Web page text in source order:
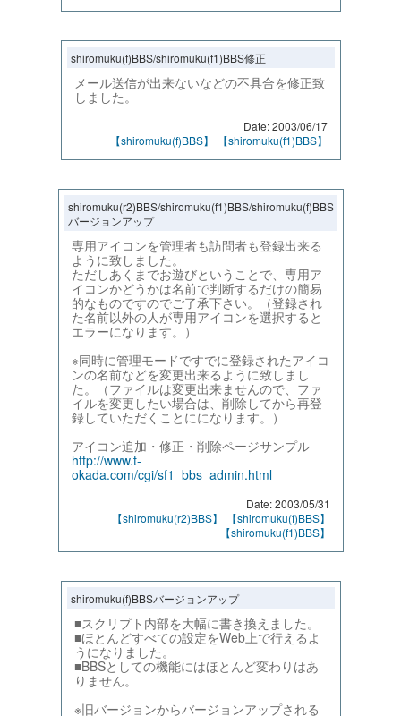
shiromuku(f)BBS/shiromuku(f1)BBS修正
メール送信が出来ないなどの不具合を修正致
しました。
Date: 2003/06/17
【shiromuku(f)BBS】
【shiromuku(f1)BBS】
shiromuku(r2)BBS/shiromuku(f1)BBS/shiromuku(f)BBS
バージョンアップ
専用アイコンを管理者も訪問者も登録出来る
ように致しました。
ただしあくまでお遊びということで、専用ア
イコンかどうかは名前で判断するだけの簡易
的なものですのでご了承下さい。（登録され
た名前以外の人が専用アイコンを選択すると
エラーになります。）
※同時に管理モードですでに登録されたアイコ
ンの名前などを変更出来るように致しまし
た。（ファイルは変更出来ませんので、ファ
イルを変更したい場合は、削除してから再登
録していただくことにになります。）
アイコン追加・修正・削除ページサンプル
http://www.t-
okada.com/cgi/sf1_bbs_admin.html
Date: 2003/05/31
【shiromuku(r2)BBS】
【shiromuku(f)BBS】
【shiromuku(f1)BBS】
shiromuku(f)BBSバージョンアップ
■スクリプト内部を大幅に書き換えました。
■ほとんどすべての設定をWeb上で行えるよ
うになりました。
■BBSとしての機能にはほとんど変わりはあ
りません。
※旧バージョンからバージョンアップされる